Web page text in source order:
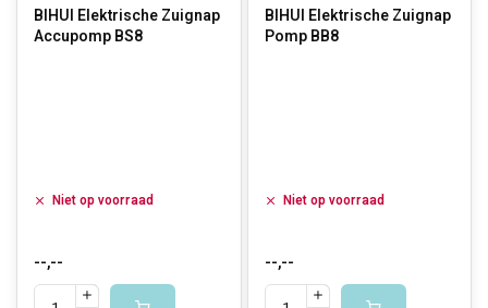
BIHUI Elektrische Zuignap
Accupomp BS8
Niet op voorraad
--,--
BIHUI Elektrische Zuignap
Pomp BB8
Niet op voorraad
--,--